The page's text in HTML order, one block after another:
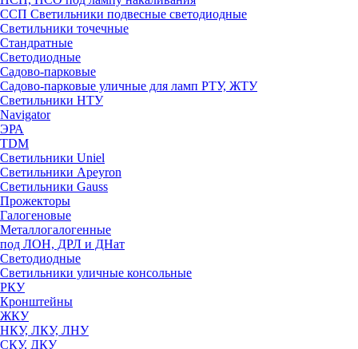
ССП Светильники подвесные светодиодные
Светильники точечные
Стандратные
Светодиодные
Садово-парковые
Садово-парковые уличные для ламп РТУ, ЖТУ
Светильники НТУ
Navigator
ЭРА
TDM
Светильники Uniel
Светильники Apeyron
Светильники Gauss
Прожекторы
Галогеновые
Металлогалогенные
под ЛОН, ДРЛ и ДНат
Светодиодные
Светильники уличные консольные
РКУ
Кронштейны
ЖКУ
НКУ, ЛКУ, ЛНУ
СКУ, ДКУ